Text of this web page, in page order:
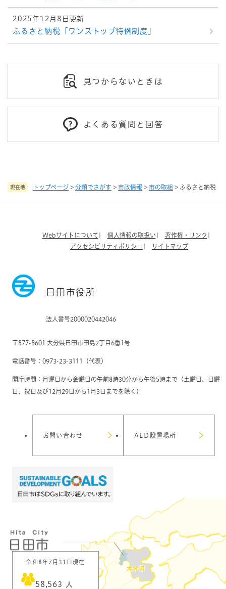
現在地 トップページ > 分類でさがす > 市政情報 > 市の取組 > ふるさと納税
2025年12月8日更新
ふるさと納税「ワンストップ特例制度」
見つからないときは
よくある質問と回答
Webサイトについて 個人情報の取扱い
著作権・リンク
アクセシビリティポリシー
サイトマップ
日田市役所
法人番号2000020442046
〒877-8601 大分県日田市田島2丁目6番1号
電話番号：0973-23-3111（代表）
開庁時間：月曜日から金曜日の午前8時30分から午後5時まで（土曜日、日曜
日、祝日及び12月29日から1月3日までを除く）
お問い合わせ AED設置場所
令和8年7月31日現在
58,563 人